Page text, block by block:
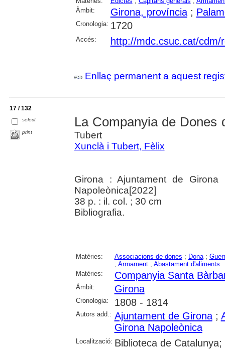
Àmbit:
Girona, província;
Cronologia: 1720
Accés: http://mdc.csuc.cat/cdm/
Enllaç permanent a aquest
17 / 132
select
print
La Companyia de Dones
Tubert
Xunclà i Tubert, Fèlix
Girona : Ajuntament de
Napoleònica[2022]
38 p. : il. col. ; 30 cm
Bibliografia.
Matèries: Associacions de dones ; Dona;
; Armament; Abastament d'aliments
Matèries:
Companyia Santa
Àmbit: Girona
Cronologia: 1808 - 1814
Autors add.: Ajuntament de Girona;
Girona Napoleònica
Localització: Biblioteca de